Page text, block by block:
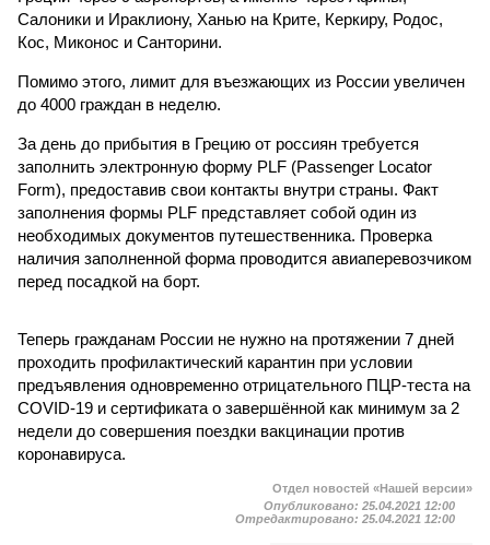
Салоники и Ираклиону, Ханью на Крите, Керкиру, Родос,
Кос, Миконос и Санторини.
Помимо этого, лимит для въезжающих из России увеличен
до 4000 граждан в неделю.
За день до прибытия в Грецию от россиян требуется
заполнить электронную форму PLF (Passenger Locator
Form), предоставив свои контакты внутри страны. Факт
заполнения формы PLF представляет собой один из
необходимых документов путешественника. Проверка
наличия заполненной форма проводится авиаперевозчиком
перед посадкой на борт.
Теперь гражданам России не нужно на протяжении 7 дней
проходить профилактический карантин при условии
предъявления одновременно отрицательного ПЦР-теста на
COVID-19 и сертификата о завершённой как минимум за 2
недели до совершения поездки вакцинации против
коронавируса.
Отдел новостей «Нашей версии»
Опубликовано: 25.04.2021 12:00
Отредактировано: 25.04.2021 12:00